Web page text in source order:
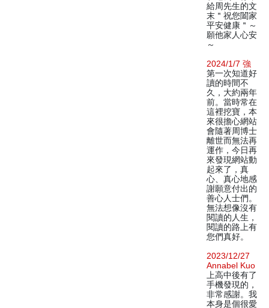
給周先生的文
末＂祝您闔家
平安健康＂～
願他家人心安
～
2024/1/7 強
第一次知道好
讀的時間不
久，大約兩年
前。當時常在
這裡挖寶，本
來很擔心網站
會隨著周博士
離世而無法再
運作，今日再
來發現網站動
起來了，真
心、真心地感
謝願意付出的
善心人士們。
無法想像沒有
閱讀的人生，
閱讀的路上有
您們真好。
2023/12/27
Annabel Kuo
上高中後有了
手機發現的，
非常感謝。我
本身是個很愛